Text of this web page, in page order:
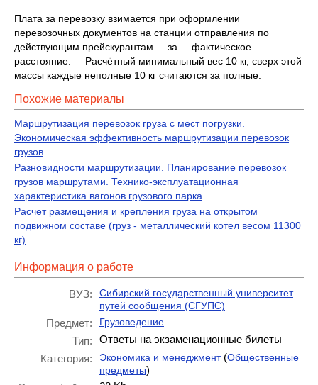
Плата за перевозку взимается при оформлении
перевозочных документов на станции отправления по
действующим прейскурантам за фактическое
расстояние. Расчётный минимальный вес 10 кг, сверх этой
массы каждые неполные 10 кг считаются за полные.
Похожие материалы
Маршрутизация перевозок груза с мест погрузки.
Экономическая эффективность маршрутизации перевозок
грузов
Разновидности маршрутизации. Планирование перевозок
грузов маршрутами. Технико-эксплуатационная
характеристика вагонов грузового парка
Расчет размещения и крепления груза на открытом
подвижном составе (груз - металлический котел весом 11300
кг)
Информация о работе
ВУЗ:
Сибирский государственный университет
путей сообщения (СГУПС)
Предмет: Грузоведение
Тип:
Ответы на экзаменационные билеты
Категория:
Экономика и менеджмент(Общественные
предметы)